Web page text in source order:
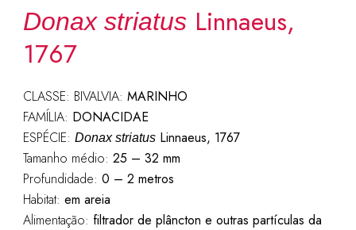
Donax striatusLinnaeus,
1767
CLASSE: BIVALVIA: MARINHO
FAMÍLIA: DONACIDAE
ESPÉCIE: Donax striatusLinnaeus, 1767
Tamanho médio: 25 – 32 mm
Profundidade: 0 – 2 metros
Habitat: em areia
Alimentação: filtrador de plâncton e outras partículas da